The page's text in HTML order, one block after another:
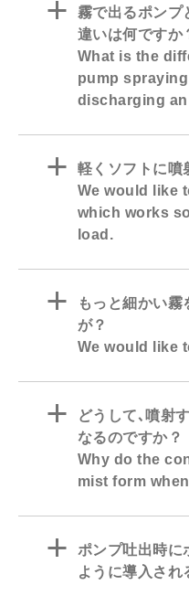
a
霧で出るポンプ
違いは何ですか
What is the
pump
discharging
a
軽くソフトに噴
We would like
which works
load.
a
もっと細かい霧
が？
We would like
a
どうして､噴射
なるのですか？
Why do the
mist form
a
ポンプ吐出時に
ように導入され